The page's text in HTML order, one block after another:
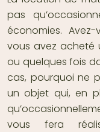
pas
économies.
vous avez acheté
ou quelques fois
cas, pourquoi ne
un objet qui, en
vous fera